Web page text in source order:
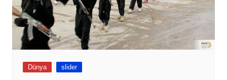
Dünya slider